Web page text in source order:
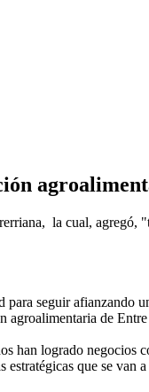
la cual, agregó,
seguir afianzando
agroalimentaria de
han logrado negocios
que se van